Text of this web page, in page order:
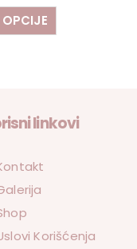
linkovi
Korišćenja